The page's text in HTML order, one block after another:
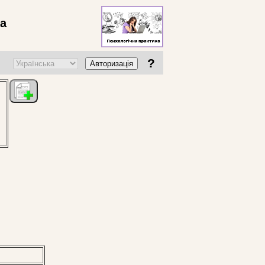
Авторизація ?